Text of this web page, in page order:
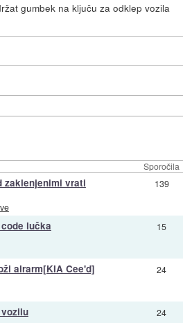
gumbek na ključu za odklep vozila
Sporočila
zaklenjenimi vrati 139
lučka 15
alrarm[KIA Cee'd] 24
24